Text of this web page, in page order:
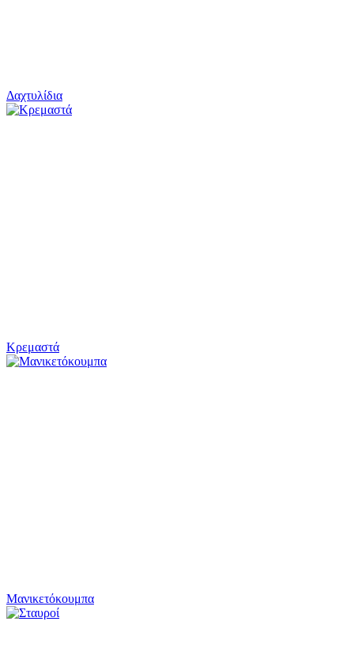
Δαχτυλίδια
Κρεμαστά
Μανικετόκουμπα